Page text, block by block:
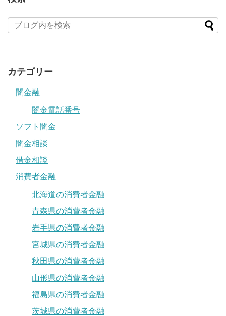
カテゴリー
闇金融
闇金電話番号
ソフト闇金
闇金相談
借金相談
消費者金融
北海道の消費者金融
青森県の消費者金融
岩手県の消費者金融
宮城県の消費者金融
秋田県の消費者金融
山形県の消費者金融
福島県の消費者金融
茨城県の消費者金融